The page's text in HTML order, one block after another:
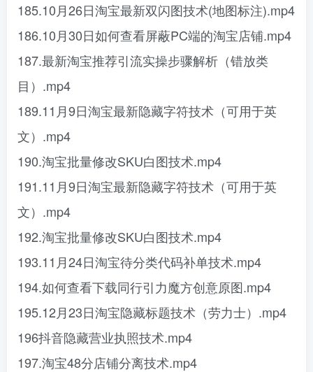
185.10月26日淘宝最新双闪图技术(地图标注).mp4
186.10月30日如何查看屏蔽PC端的淘宝店铺.mp4
187.最新淘宝推荐引流实操步骤解析（错放类
目）.mp4
189.11月9日淘宝最新隐藏字符技术（可用于英
文）.mp4
190.淘宝批量修改SKU白图技术.mp4
191.11月9日淘宝最新隐藏字符技术（可用于英
文）.mp4
192.淘宝批量修改SKU白图技术.mp4
193.11月24日淘宝待分类代码补单技术.mp4
194.如何查看下载同行引力魔方创意原图.mp4
195.12月23日淘宝隐藏标题技术（劳力士）.mp4
196抖音隐藏营业执照技术.mp4
197.淘宝48分店铺分离技术.mp4